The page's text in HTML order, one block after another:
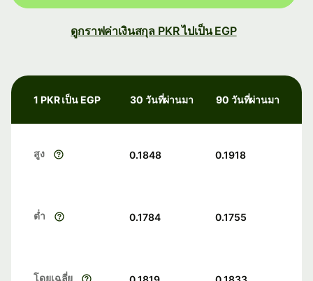
ดูกราฟค่าเงินสกุล PKR ไปเป็น EGP
1 PKR เป็น EGP 30 วันที่ผ่านมา 90 วันที่ผ่านมา
สูง 0.1848 0.1918
ต่ำ 0.1784 0.1755
โดยเฉลี่ย